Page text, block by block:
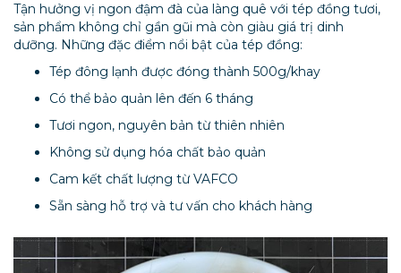
Tận hưởng vị ngon đậm đà của làng quê với tép đồng tươi,
sản phẩm không chỉ gần gũi mà còn giàu giá trị dinh
dưỡng. Những đặc điểm nổi bật của tép đồng:
Tép đông lạnh được đóng thành 500g/khay
Có thể bảo quản lên đến 6 tháng
Tươi ngon, nguyên bản từ thiên nhiên
Không sử dụng hóa chất bảo quản
Cam kết chất lượng từ VAFCO
Sẵn sàng hỗ trợ và tư vấn cho khách hàng